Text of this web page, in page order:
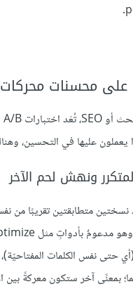
يعملون عليها في التحسين،
ونهش لحم الآخر
حتى نفس الكلمات
بمعنًى آخر ستكون معركةً بين